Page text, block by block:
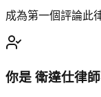
成為第一個評論此
你是 衛達仕律